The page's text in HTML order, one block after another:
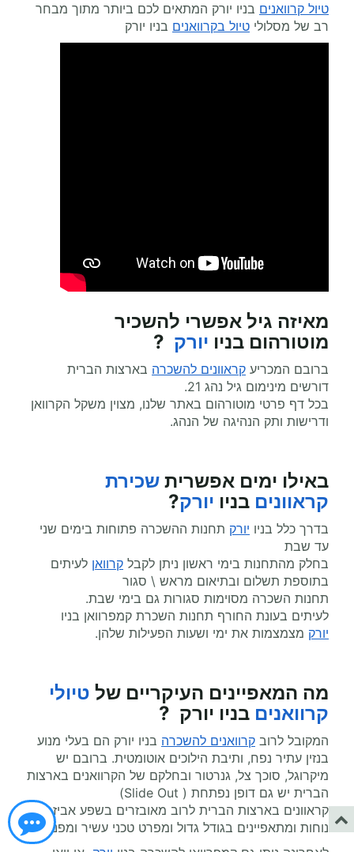
טיול קרוואנים בניו יורק המתאים לכם ביותר מתוך מבחר
רב של מסלולי טיול בקרוואנים בניו יורק
מאיזה גיל אפשרי להשכיר
מוטורהום בניו יורק ?
ברובם המכריע קראוונים להשכרה בארצות הברית
דורשים מינימום גיל נהג 21.
בכל דף פרטי מוטורהום באתר שלנו, מצוין משקל הקרוואן
ודרישות ותק הנהיגה של הנהג.
באילו ימים אפשרית שכירת
קראוונים בניו יורק?
בדרך כלל בניו יורק תחנות ההשכרה פתוחות בימים שני
עד שבת
בחלק מהתחנות בימי ראשון ניתן לקבל קרוואן לעיתים
בתוספת תשלום ובתיאום מראש \ סגור
תחנות השכרה מסוימות סגורות גם בימי שבת.
לעיתים בעונת החורף תחנות השכרת קמפרוואן בניו
יורק מצמצמות את ימי ושעות הפעילות שלהן.
מה המאפיינים העיקריים של טיולי
קרוואנים בניו יורק ?
המקובל לרוב קרוואנים להשכרה בניו יורק הם בעלי מנוע
בנזין עתיר נפח, ותיבת הילוכים אוטומטית. ברובם יש
מיקרוגל, סוכך צל, גנרטור ובחלקם של הקרוואנים בארצות
הברית יש גם דופן נפתחת ( Slide Out)
קראוונים בארצות הברית לרוב מאובזרים בשפע אביזרי
נוחות ומתאפיינים בגודל גדול ומפרט טכני עשיר ומפנק.